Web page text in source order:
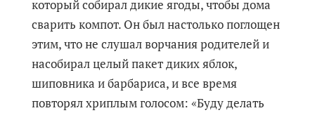
который собирал дикие ягоды, чтобы дома
сварить компот. Он был настолько поглощен
этим, что не слушал ворчания родителей и
насобирал целый пакет диких яблок,
шиповника и барбариса, и все время
повторял хриплым голосом: «Буду делать